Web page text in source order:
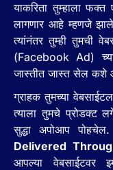
याकरिता तुम्हाला
लागणार आहे म्हणजे
त्यांनंतर तुम्ही तुमची
(Facebook Ad)
जास्तीत जास्त सेल कशे
ग्राहक तुमच्या
त्याला तुमचे प्रोडक्ट
सुद्धा अपोआप
Delivered
आपल्या वेबसाईटवर